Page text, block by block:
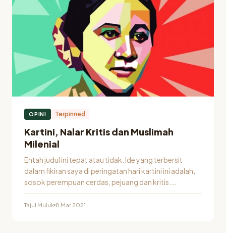
Agama Islam Pandanaran (STAISPA) Yogyakarta
OPINI Terpinned
Kartini, Nalar Kritis dan Muslimah
Milenial
Entah judul ini tepat atau tidak. Ide yang terbersit
dalam fikiran saya di peringatan hari kartini ini adalah,
sosok perempuan cerdas, pejuang dan kritis.
Rasanya, mengingat sosok kartini…
Tajul Muluk 8 Mar 2021